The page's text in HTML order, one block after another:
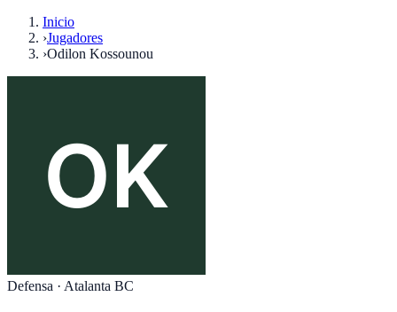
Inicio
›Jugadores
›Odilon Kossounou
Defensa · Atalanta BC